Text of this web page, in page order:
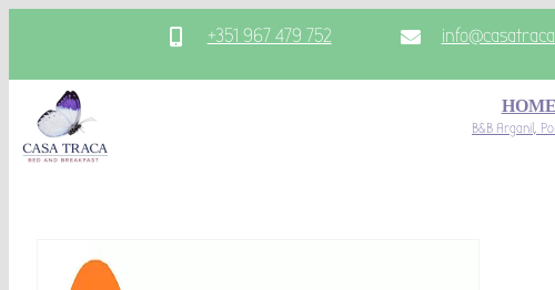
inhoud
+351 967 479 752
HOME
B&B Arganil,